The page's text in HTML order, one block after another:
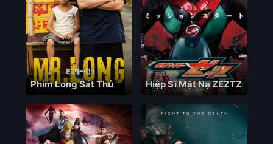
Phim Long Sát Thủ Hiệp Sĩ Mặt Nạ ZEZTZ